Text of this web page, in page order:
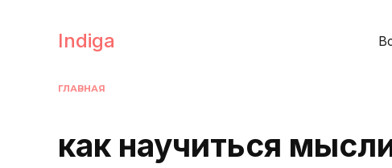
содержаниюIndiga
ГЛАВНАЯ
как научиться